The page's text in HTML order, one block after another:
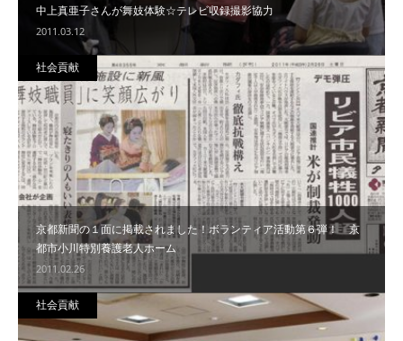
中上真亜子さんが舞妓体験☆テレビ収録撮影協力
2011.03.12
京都新聞の１面に掲載されました！ボランティア活動第６弾！ 京
都市小川特別養護老人ホーム
2011.02.26
社会貢献
社会貢献